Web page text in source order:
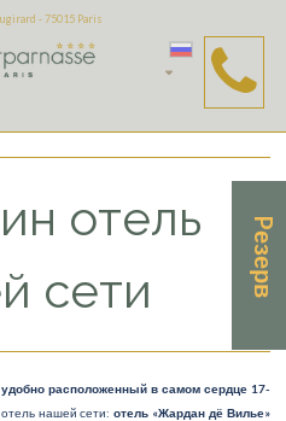
сети
- 75015 Paris
Pезерв
отель
сети
расположенный в самом сердце 17-
отель нашей сети:отель «Жардан дё Вилье»